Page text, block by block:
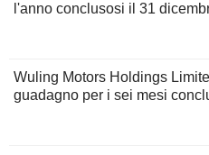
l'anno conclusosi il 31
Wuling Motors Holdings
guadagno per i sei mesi